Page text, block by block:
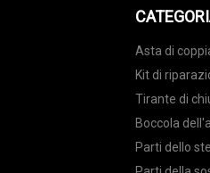
Asta di
Kit di
Tirante di
Boccola
Parti dello